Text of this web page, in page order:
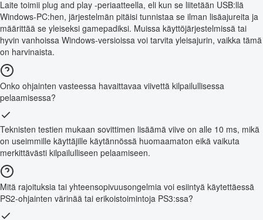
Laite toimii plug and play -periaatteella, eli kun se liitetään USB:llä
Windows-PC:hen, järjestelmän pitäisi tunnistaa se ilman lisäajureita ja
määrittää se yleiseksi gamepadiksi. Muissa käyttöjärjestelmissä tai
hyvin vanhoissa Windows-versioissa voi tarvita yleisajurin, vaikka tämä
on harvinaista.
Onko ohjainten vasteessa havaittavaa viivettä kilpailullisessa
pelaamisessa?
Teknisten testien mukaan sovittimen lisäämä viive on alle 10 ms, mikä
on useimmille käyttäjille käytännössä huomaamaton eikä vaikuta
merkittävästi kilpailulliseen pelaamiseen.
Mitä rajoituksia tai yhteensopivuusongelmia voi esiintyä käytettäessä
PS2-ohjainten värinää tai erikoistoimintoja PS3:ssa?